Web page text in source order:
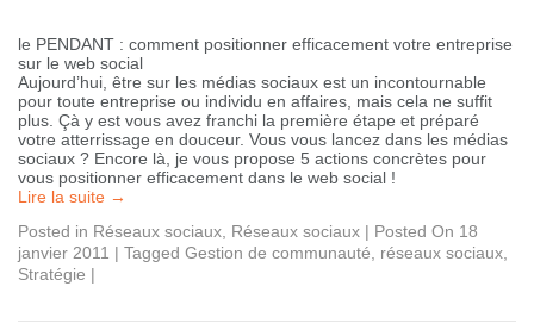
le PENDANT : comment positionner efficacement votre entreprise
sur le web social
Aujourd’hui, être sur les médias sociaux est un incontournable
pour toute entreprise ou individu en affaires, mais cela ne suffit
plus. Çà y est vous avez franchi la première étape et préparé
votre atterrissage en douceur. Vous vous lancez dans les médias
sociaux ? Encore là, je vous propose 5 actions concrètes pour
vous positionner efficacement dans le web social !
Lire la suite →
Posted in Réseaux sociaux Réseaux sociaux | Posted On 18
janvier 2011 | Tagged Gestion de communauté réseaux sociaux
Stratégie |